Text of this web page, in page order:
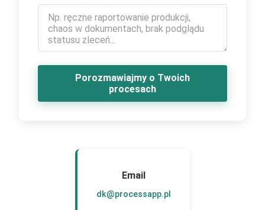
Porozmawiajmy o Twoich
procesach
Email
dk@processapp.pl